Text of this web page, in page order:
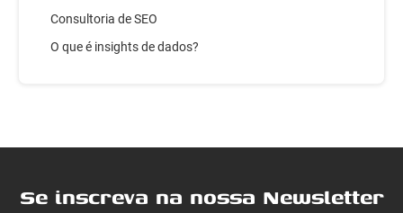
Consultoria de SEO
O que é insights de dados?
Se inscreva na nossa Newsletter